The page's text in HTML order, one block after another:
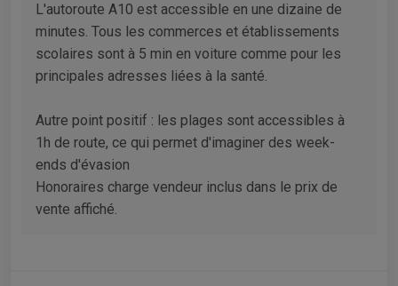
L'autoroute A10 est accessible en une dizaine de
minutes. Tous les commerces et établissements
scolaires sont à 5 min en voiture comme pour les
principales adresses liées à la santé.
Autre point positif : les plages sont accessibles à
1h de route, ce qui permet d'imaginer des week-
ends d'évasion
Honoraires charge vendeur inclus dans le prix de
vente affiché.